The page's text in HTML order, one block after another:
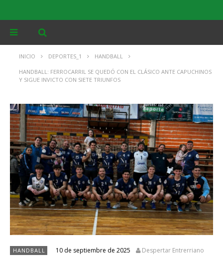
INICIO DEPORTES_1 HANDBALL
HANDBALL: FERROCARRIL SE QUEDÓ CON EL CLÁSICO ANTE CAPUCHINOS
Y SIGUE INVICTO CON SIETE TRIUNFOS
HANDBALL 10 de septiembre de 2025 Despertar Entrerriano